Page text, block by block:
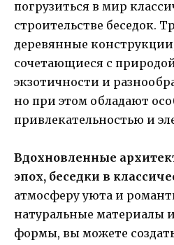
погрузиться в мир
строительстве беседок.
деревянные
сочетающиеся с
экзотичности и
но при этом обладают
привлекательностью и
Вдохновленные
эпох, беседки в
атмосферу уюта и
натуральные материалы
формы, вы можете